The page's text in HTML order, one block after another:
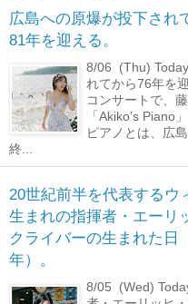
広島への原爆が投下され
81年を迎える。
8/06 (Thu)
れてから76年を
コンサートで、
「Akiko’s Piano
ピアノとは、広
終...
20世紀前半を代表するウ
生まれの指揮者・エーリ
クライバーの生まれた日
年）。
8/05 (Wed)